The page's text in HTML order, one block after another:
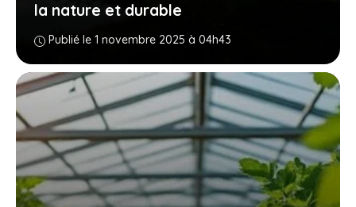
la nature et durable
Publié le 1 novembre 2025 à 04h43